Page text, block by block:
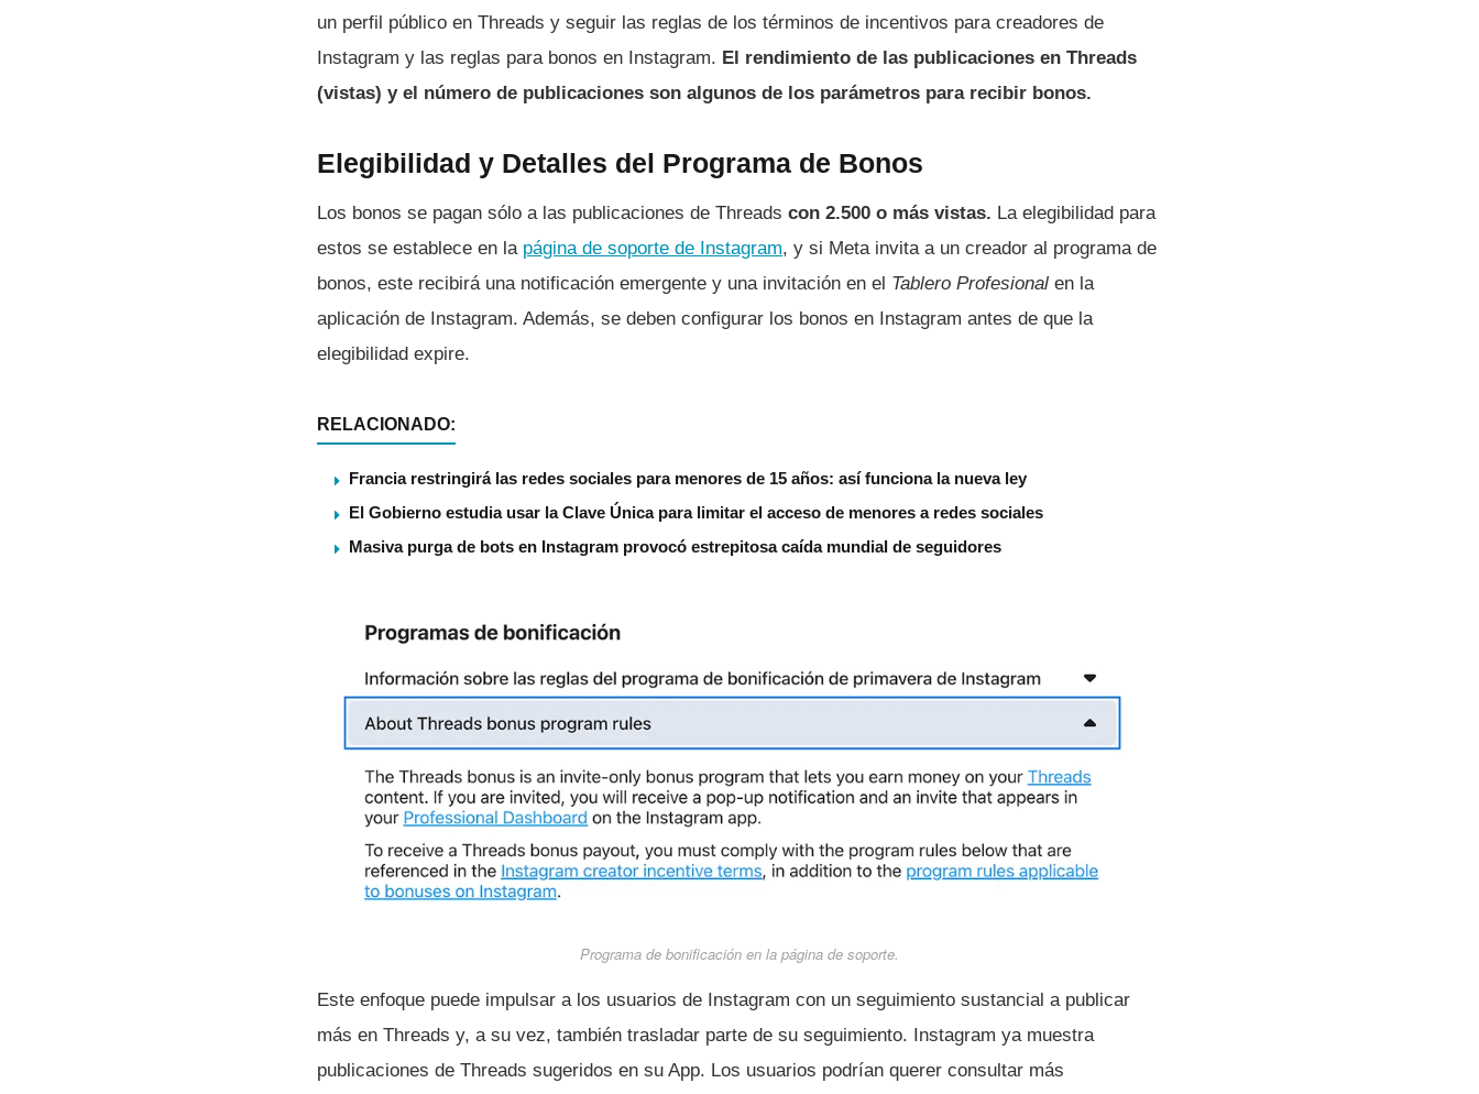
un perfil público en Threads y seguir las reglas de los términos de incentivos para creadores de
Instagram y las reglas para bonos en Instagram. El rendimiento de las publicaciones en Threads
(vistas) y el número de publicaciones son algunos de los parámetros para recibir bonos.
Elegibilidad y Detalles del Programa de Bonos
Los bonos se pagan sólo a las publicaciones de Threads con 2.500 o más vistas. La elegibilidad para
estos se establece en la página de soporte de Instagram, y si Meta invita a un creador al programa de
bonos, este recibirá una notificación emergente y una invitación en el Tablero Profesional en la
aplicación de Instagram. Además, se deben configurar los bonos en Instagram antes de que la
elegibilidad expire.
RELACIONADO:
Francia restringirá las redes sociales para menores de 15 años: así funciona la nueva ley
El Gobierno estudia usar la Clave Única para limitar el acceso de menores a redes sociales
Masiva purga de bots en Instagram provocó estrepitosa caída mundial de seguidores
Programa de bonificación en la página de soporte.
Este enfoque puede impulsar a los usuarios de Instagram con un seguimiento sustancial a publicar
más en Threads y, a su vez, también trasladar parte de su seguimiento. Instagram ya muestra
publicaciones de Threads sugeridos en su App. Los usuarios podrían querer consultar más